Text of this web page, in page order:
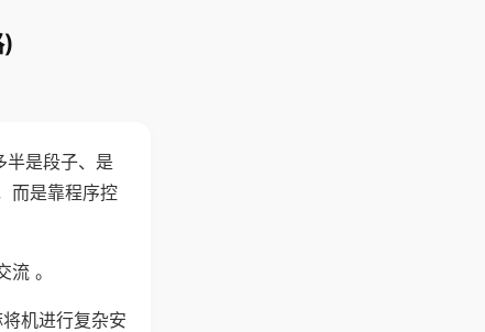
半是段子、是
而是靠程序控
。
机进行复杂安